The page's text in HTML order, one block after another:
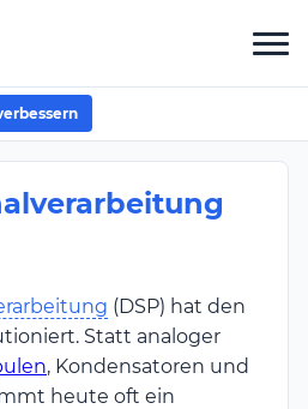
(DSP) hat den
Statt analoger
, Kondensatoren und
heute oft ein